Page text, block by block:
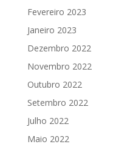
Fevereiro 2023
Janeiro 2023
Dezembro 2022
Novembro 2022
Outubro 2022
Setembro 2022
Julho 2022
Maio 2022